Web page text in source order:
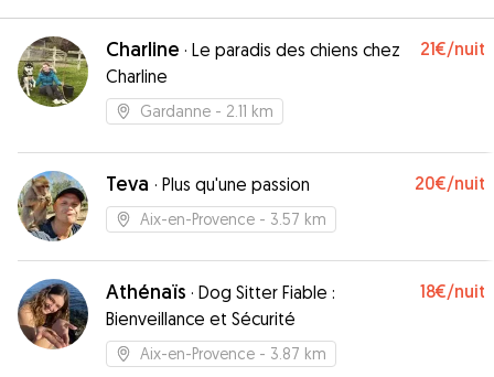
Charline · Le paradis des chiens chez
Charline
21€/nuit
Gardanne - 2.11 km
Teva · Plus qu'une passion 20€/nuit
Aix-en-Provence - 3.57 km
Athénaïs · Dog Sitter Fiable :
Bienveillance et Sécurité
18€/nuit
Aix-en-Provence - 3.87 km